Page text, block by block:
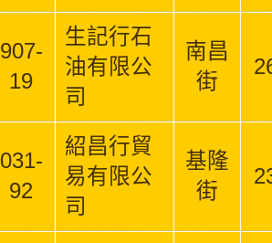
907-
19
生記行石
油有限公
司
南昌
街
031-
92
紹昌行貿
易有限公
司
基隆
街